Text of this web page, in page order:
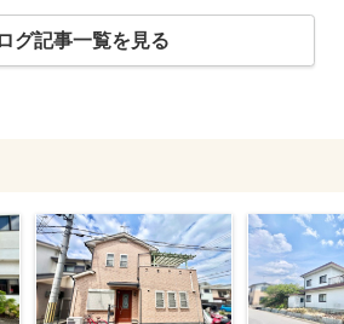
グ記事一覧を見る